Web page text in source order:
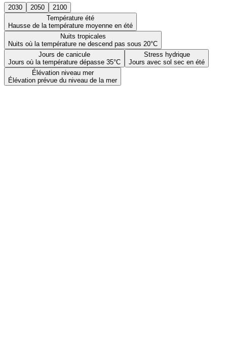
2030 2050
2100
Température été
Hausse de la température moyenne en été
Nuits tropicales
Nuits où la température ne descend pas sous 20°C
Jours de canicule
Jours où la température dépasse 35°C
Stress hydrique
Jours avec sol sec en été
Élévation niveau mer
Élévation prévue du niveau de la mer